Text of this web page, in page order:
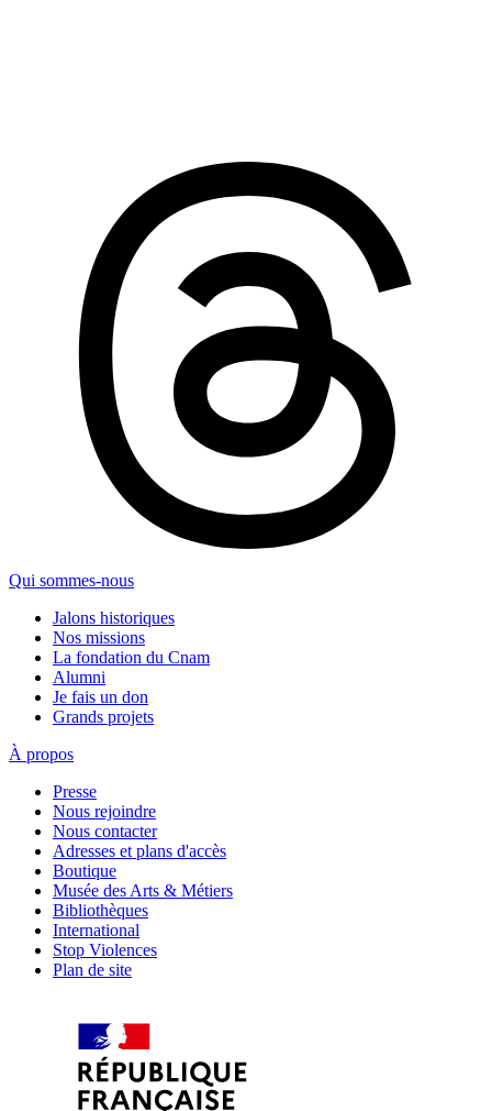
Qui sommes-nous
Jalons historiques
Nos missions
La fondation du Cnam
Alumni
Je fais un don
Grands projets
À propos
Presse
Nous rejoindre
Nous contacter
Adresses et plans d'accès
Boutique
Musée des Arts & Métiers
Bibliothèques
International
Stop Violences
Plan de site